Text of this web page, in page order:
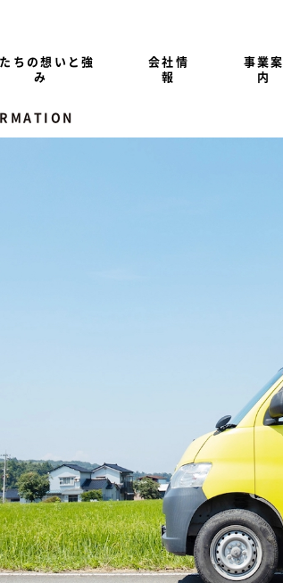
ちの想いと強
み
会社情
報
事業案
内